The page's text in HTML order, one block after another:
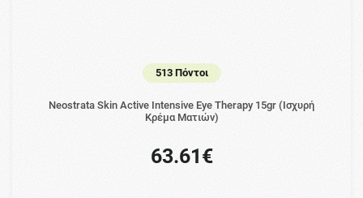
513 Πόντοι
Neostrata Skin Active Intensive Eye Therapy 15gr (Ισχυρή
Κρέμα Ματιών)
63.61€